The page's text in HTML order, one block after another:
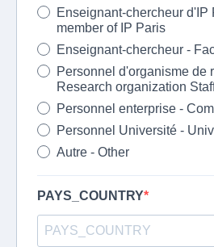
Enseignant-chercheur d'IP
member of IP Paris
Enseignant-chercheur -
Personnel d'organisme de
Research organization
Personnel enterprise -
Personnel Université -
Autre - Other
PAYS_COUNTRY